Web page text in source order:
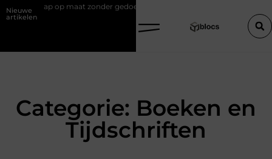
Nieuwe
artikelen
trap op maat zonder gedoe
Categorie: Boeken en
Tijdschriften